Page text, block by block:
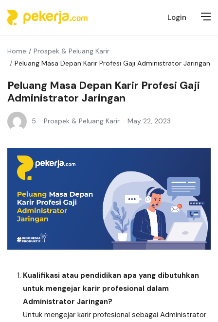
Login
Home
Prospek & Peluang Karir
Peluang Masa Depan Karir Profesi Gaji Administrator Jaringan
Peluang Masa Depan Karir Profesi Gaji
Administrator Jaringan
5 Prospek & Peluang Karir May 22, 2023
Kualifikasi atau pendidikan apa yang dibutuhkan
untuk mengejar karir profesional dalam
Administrator Jaringan?
Untuk mengejar karir profesional sebagai Administrator